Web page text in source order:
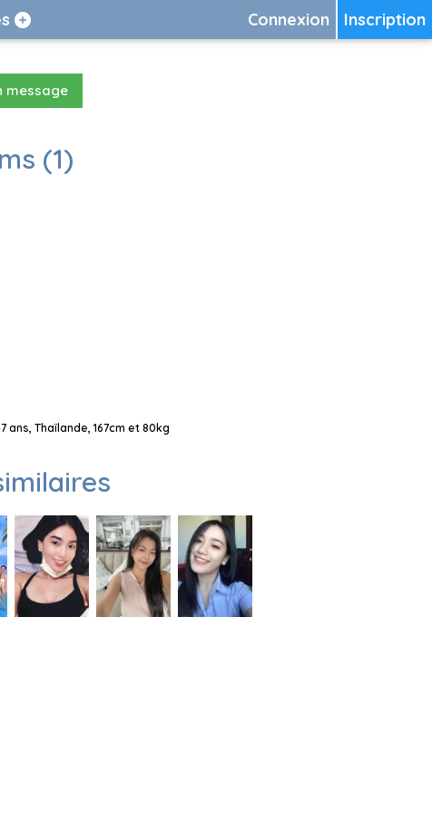
Inscription
Connexion
message
(1)
ans, Thaïlande, 167cm et 80kg